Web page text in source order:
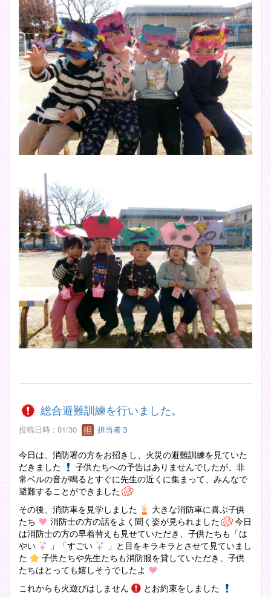
総合避難訓練を行いました。
投稿日時 : 01/30 担当者３
今日は、消防署の方をお招きし、火災の避難訓練を見ていた
だきました
子供たちへの予告はありませんでしたが、非
常ベルの音が鳴るとすぐに先生の近くに集まって、みんなで
避難することができました
その後、消防車を見学しました
大きな消防車に喜ぶ子供
たち
消防士の方の話をよく聞く姿が見られました
今日
は消防士の方の早着替えも見せていただき、子供たちも「は
やい
」「すごい
」と目をキラキラとさせて見ていまし
た
子供たちや先生たちも消防服を貸していただき、子供
たちはとっても嬉しそうでしたよ
これからも火遊びはしません
とお約束をしました